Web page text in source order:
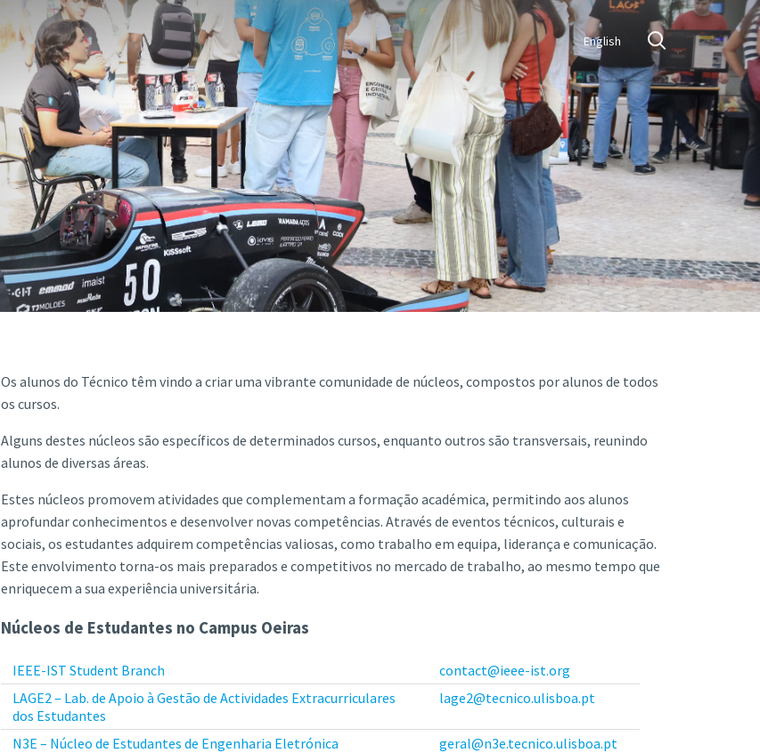
English
Os alunos do Técnico têm vindo a criar uma vibrante comunidade de núcleos, compostos por alunos de todos
os cursos.
Alguns destes núcleos são específicos de determinados cursos, enquanto outros são transversais, reunindo
alunos de diversas áreas.
Estes núcleos promovem atividades que complementam a formação académica, permitindo aos alunos
aprofundar conhecimentos e desenvolver novas competências. Através de eventos técnicos, culturais e
sociais, os estudantes adquirem competências valiosas, como trabalho em equipa, liderança e comunicação.
Este envolvimento torna-os mais preparados e competitivos no mercado de trabalho, ao mesmo tempo que
enriquecem a sua experiência universitária.
Núcleos de Estudantes no Campus Oeiras
IEEE-IST Student Branch
contact@ieee-ist.org
LAGE2 – Lab. de Apoio à Gestão de Actividades Extracurriculares
dos Estudantes
lage2@tecnico.ulisboa.pt
N3E – Núcleo de Estudantes de Engenharia Eletrónica
geral@n3e.tecnico.ulisboa.pt